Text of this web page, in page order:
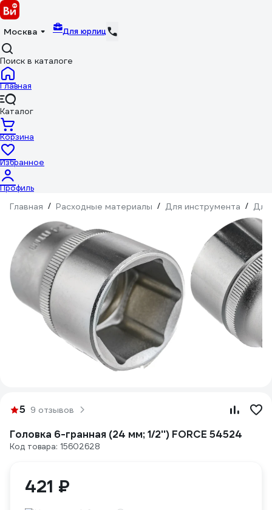
Москва Для юрлиц
Поиск в каталоге
Главная
Каталог
Корзина
Избранное
Профиль
Главная / Расходные материалы / Для инструмента / Для
5 9 отзывов
Головка 6-гранная (24 мм; 1/2'') FORCE 54524
Код товара: 15602628
421 ₽